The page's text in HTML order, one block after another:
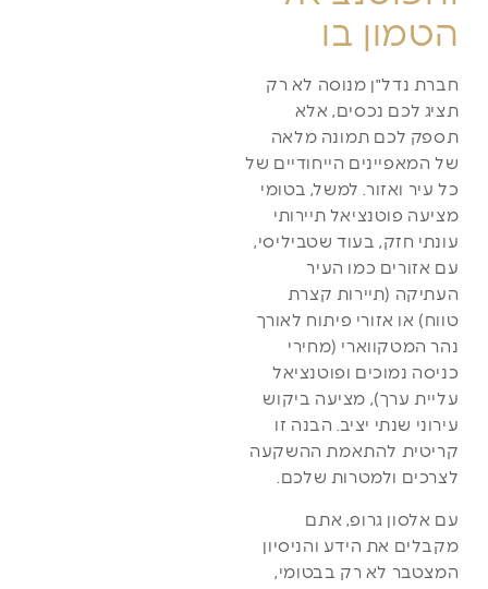
הטמון בו
חברת נדל"ן מנוסה לא רק
תציג לכם נכסים, אלא
תספק לכם תמונה מלאה
של המאפיינים הייחודיים של
כל עיר ואזור. למשל, בטומי
מציעה פוטנציאל תיירותי
עונתי חזק, בעוד שטביליסי,
עם אזורים כמו העיר
העתיקה (תיירות קצרת
טווח) או אזורי פיתוח לאורך
נהר המטקווארי (מחירי
כניסה נמוכים ופוטנציאל
עליית ערך), מציעה ביקוש
עירוני שנתי יציב. הבנה זו
קריטית להתאמת ההשקעה
לצרכים ולמטרות שלכם.
עם אלסון גרופ, אתם
מקבלים את הידע והניסיון
המצטבר לא רק בבטומי,